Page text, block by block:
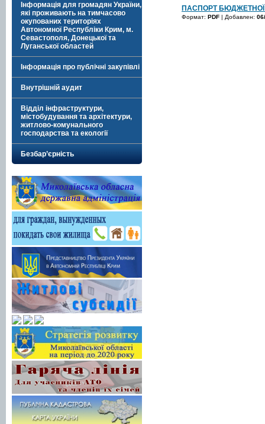
Інформація для громадян України,
які проживають на тимчасово
окупованих територіях
Автономної Республіки Крим, м.
Севастополя, Донецької та
Луганської областей
Інформація про публічні закупівлі
Внутрішній аудит
Відділ інфраструктури,
містобудування та архітектури,
житлово-комунального
господарства та екології
Безбар’єрність
ПАСПОРТ БЮДЖЕТНОЇ
Формат: PDF | Добавлен: